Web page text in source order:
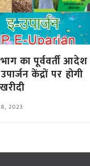
का पूर्ववर्ती आदेश
केंद्रों पर होगी
2023